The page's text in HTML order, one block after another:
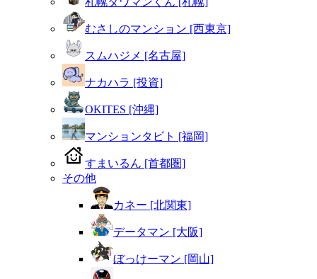
むさしのマンション [西東京]
スムハジメ [名古屋]
ナカハラ [投資]
OKITES [沖縄]
マンションタビト [福岡]
すまいるん [首都圏]
その他
カネー [北関東]
データマン [大阪]
ぼっけーマン [岡山]